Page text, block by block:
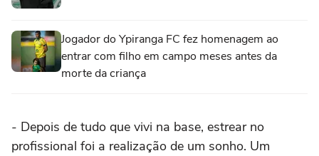
Jogador do Ypiranga FC fez homenagem ao
entrar com filho em campo meses antes da
morte da criança
- Depois de tudo que vivi na base, estrear no
profissional foi a realização de um sonho. Um